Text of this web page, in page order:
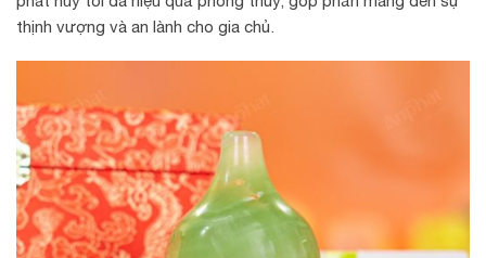
thịnh vượng và an lành cho gia chủ.